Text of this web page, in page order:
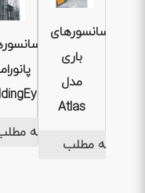
ادامه
آسانسورهای
باری
مدل
Atlas
ادامه مطلب